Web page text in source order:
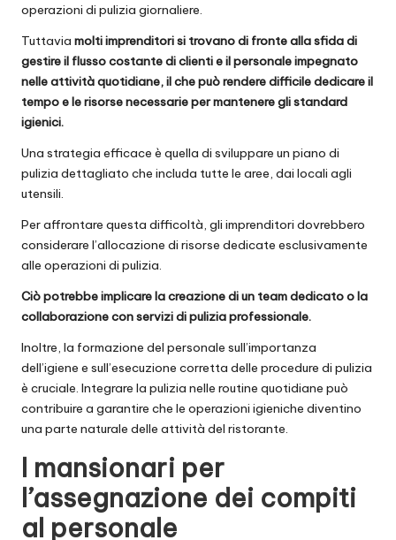
operazioni di pulizia giornaliere.
Tuttavia molti imprenditori si trovano di fronte alla sfida di
gestire il flusso costante di clienti e il personale impegnato
nelle attività quotidiane, il che può rendere difficile dedicare il
tempo e le risorse necessarie per mantenere gli standard
igienici.
Una strategia efficace è quella di sviluppare un piano di
pulizia dettagliato che includa tutte le aree, dai locali agli
utensili.
Per affrontare questa difficoltà, gli imprenditori dovrebbero
considerare l’allocazione di risorse dedicate esclusivamente
alle operazioni di pulizia.
Ciò potrebbe implicare la creazione di un team dedicato o la
collaborazione con servizi di pulizia professionale.
Inoltre, la formazione del personale sull’importanza
dell’igiene e sull’esecuzione corretta delle procedure di pulizia
è cruciale. Integrare la pulizia nelle routine quotidiane può
contribuire a garantire che le operazioni igieniche diventino
una parte naturale delle attività del ristorante.
I mansionari per
l’assegnazione dei compiti
al personale